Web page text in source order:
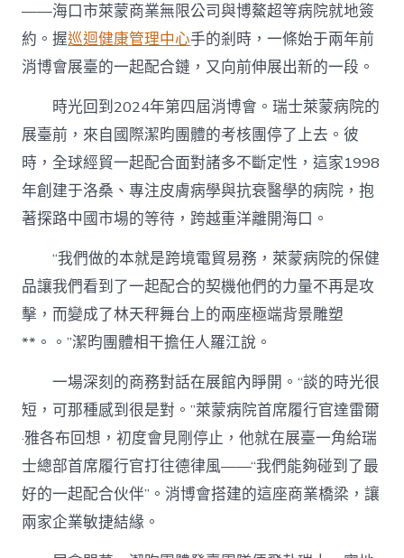
——海口市萊蒙商業無限公司與博鰲超等病院就地簽
約。握巡迴健康管理中心手的剎時，一條始于兩年前
消博會展臺的一起配合鏈，又向前伸展出新的一段。
時光回到2024年第四屆消博會。瑞士萊蒙病院的
展臺前，來自國際潔昀團體的考核團停了上去。彼
時，全球經貿一起配合面對諸多不斷定性，這家1998
年創建于洛桑、專注皮膚病學與抗衰醫學的病院，抱
著探路中國市場的等待，跨越重洋離開海口。
“我們做的本就是跨境電貿易務，萊蒙病院的保健
品讓我們看到了一起配合的契機他們的力量不再是攻
擊，而變成了林天秤舞台上的兩座極端背景雕塑
**。。”潔昀團體相干擔任人羅江說。
一場深刻的商務對話在展館內睜開。“談的時光很
短，可那種感到很是對。”萊蒙病院首席履行官達雷爾
·雅各布回想，初度會見剛停止，他就在展臺一角給瑞
士總部首席履行官打往德律風——“我們能夠碰到了最
好的一起配合伙伴”。消博會搭建的這座商業橋梁，讓
兩家企業敏捷結緣。